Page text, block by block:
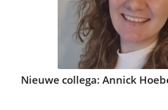
Nieuwe collega: Annick